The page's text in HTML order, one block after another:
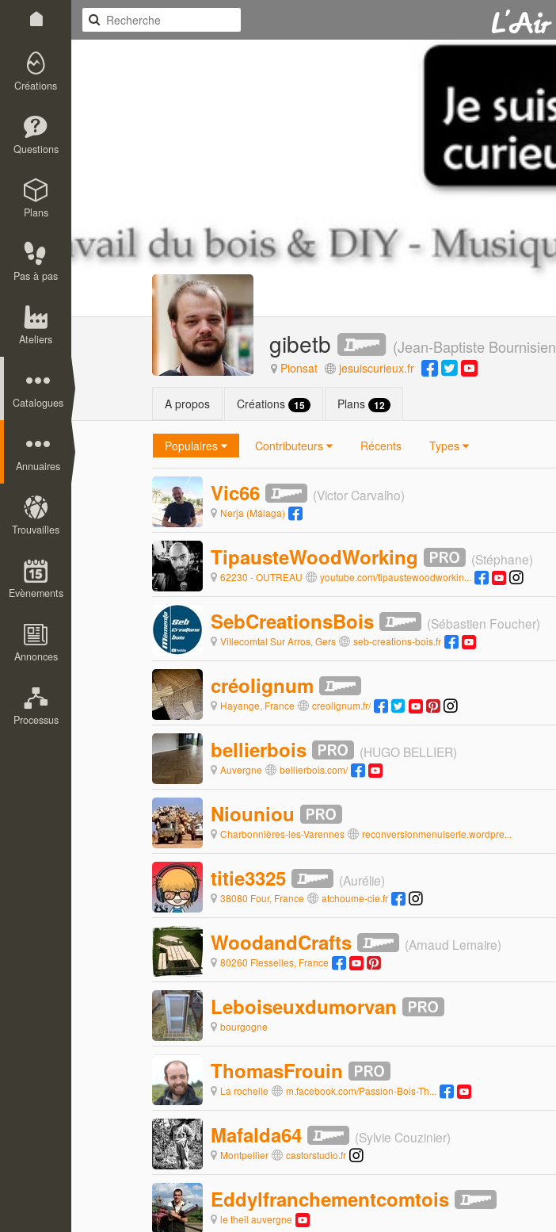
Créations
Questions
Plans
Pas à pas
Ateliers
Catalogues
Annuaires
Trouvailles
Evènements
Annonces
Processus
gibetb (Jean-Baptiste Bournisien
Pionsat jesuiscurieux.fr
A propos Créations 15 Plans 12
Populaires Contributeurs Récents Types
Vic66 (Victor Carvalho)
Nerja (Málaga)
TipausteWoodWorking (Stéphane)
62230 - OUTREAU youtube.com/tipaustewoodworkin...
SebCreationsBois (Sébastien Foucher)
Villecomtal Sur Arros, Gers seb-creations-bois.fr
créolignum
Hayange, France creolignum.fr/
bellierbois (HUGO BELLIER)
Auvergne bellierbois.com/
Niouniou
Charbonnières-les-Varennes reconversionmenuiserie.wordpre...
titie3325 (Aurélie)
38080 Four, France atchoume-cie.fr
WoodandCrafts (Arnaud Lemaire)
80260 Flesselles, France
Leboiseuxdumorvan
bourgogne
ThomasFrouin
La rochelle m.facebook.com/Passion-Bois-Th...
Mafalda64 (Sylvie Couzinier)
Montpellier castorstudio.fr
Eddylfranchementcomtois
le theil auvergne